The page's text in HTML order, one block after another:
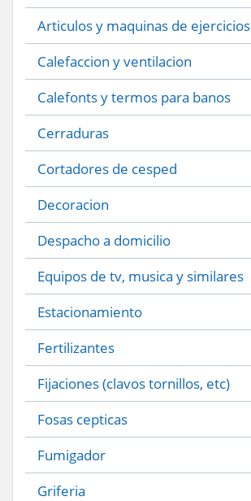
Articulos y maquinas de ejercicios
Calefaccion y ventilacion
Calefonts y termos para banos
Cerraduras
Cortadores de cesped
Decoracion
Despacho a domicilio
Equipos de tv, musica y similares
Estacionamiento
Fertilizantes
Fijaciones (clavos tornillos, etc)
Fosas cepticas
Fumigador
Griferia